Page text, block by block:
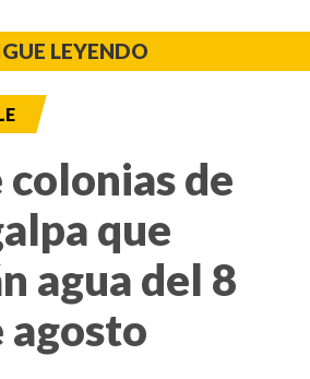
LEYENDO
colonias de
que
agua del 8
agosto